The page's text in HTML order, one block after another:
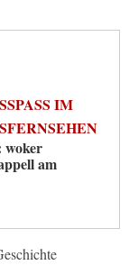
IM S
woker
am